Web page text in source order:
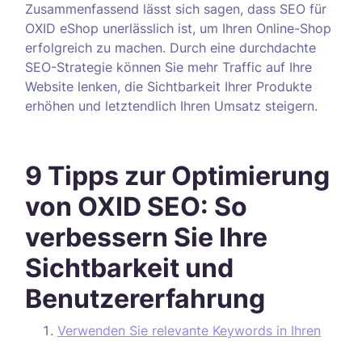
Zusammenfassend lässt sich sagen, dass SEO für
OXID eShop unerlässlich ist, um Ihren Online-Shop
erfolgreich zu machen. Durch eine durchdachte
SEO-Strategie können Sie mehr Traffic auf Ihre
Website lenken, die Sichtbarkeit Ihrer Produkte
erhöhen und letztendlich Ihren Umsatz steigern.
9 Tipps zur Optimierung
von OXID SEO: So
verbessern Sie Ihre
Sichtbarkeit und
Benutzererfahrung
Verwenden Sie relevante Keywords in Ihren